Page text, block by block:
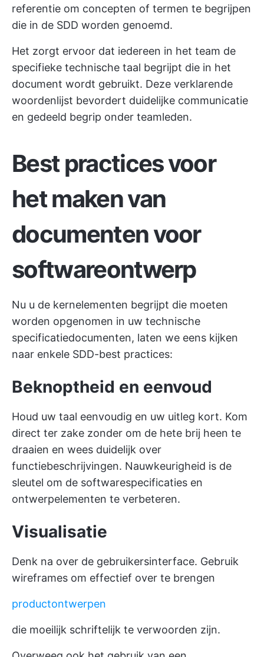
referentie om concepten of termen te begrijpen
die in de SDD worden genoemd.
Het zorgt ervoor dat iedereen in het team de
specifieke technische taal begrijpt die in het
document wordt gebruikt. Deze verklarende
woordenlijst bevordert duidelijke communicatie
en gedeeld begrip onder teamleden.
Best practices voor
het maken van
documenten voor
softwareontwerp
Nu u de kernelementen begrijpt die moeten
worden opgenomen in uw technische
specificatiedocumenten, laten we eens kijken
naar enkele SDD-best practices:
Beknoptheid en eenvoud
Houd uw taal eenvoudig en uw uitleg kort. Kom
direct ter zake zonder om de hete brij heen te
draaien en wees duidelijk over
functiebeschrijvingen. Nauwkeurigheid is de
sleutel om de softwarespecificaties en
ontwerpelementen te verbeteren.
Visualisatie
Denk na over de gebruikersinterface. Gebruik
wireframes om effectief over te brengen
productontwerpen
die moeilijk schriftelijk te verwoorden zijn.